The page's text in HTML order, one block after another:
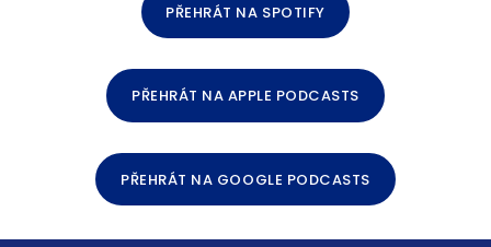
PŘEHRÁT NA SPOTIFY
PŘEHRÁT NA APPLE PODCASTS
PŘEHRÁT NA GOOGLE PODCASTS